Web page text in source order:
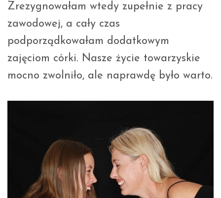
Zrezygnowałam wtedy zupełnie z pracy
zawodowej, a cały czas
podporządkowałam dodatkowym
zajęciom córki. Nasze życie towarzyskie
mocno zwolniło, ale naprawdę było warto.